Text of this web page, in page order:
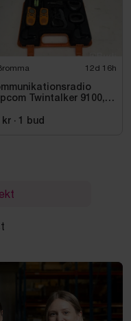
12d 16h
Twintalker 9100, 2
kr · 1 bud